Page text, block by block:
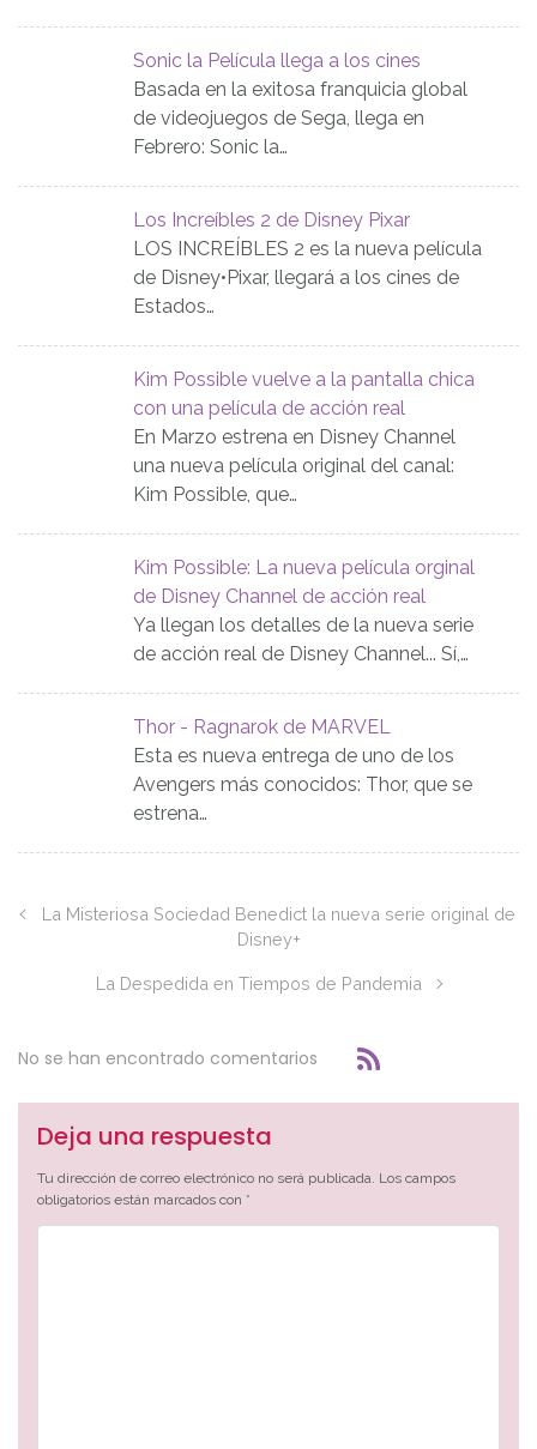
Sonic la Película llega a los cines
Basada en la exitosa franquicia global
de videojuegos de Sega, llega en
Febrero: Sonic la…
Los Increíbles 2 de Disney Pixar
LOS INCREÍBLES 2 es la nueva película
de Disney•Pixar, llegará a los cines de
Estados…
Kim Possible vuelve a la pantalla chica
con una película de acción real
En Marzo estrena en Disney Channel
una nueva película original del canal:
Kim Possible, que…
Kim Possible: La nueva película orginal
de Disney Channel de acción real
Ya llegan los detalles de la nueva serie
de acción real de Disney Channel... Sí,…
Thor - Ragnarok de MARVEL
Esta es nueva entrega de uno de los
Avengers más conocidos: Thor, que se
estrena…
La Misteriosa Sociedad Benedict la nueva serie original de
Disney+
La Despedida en Tiempos de Pandemia
No se han encontrado comentarios
Deja una respuesta
Tu dirección de correo electrónico no será publicada. Los campos
obligatorios están marcados con *